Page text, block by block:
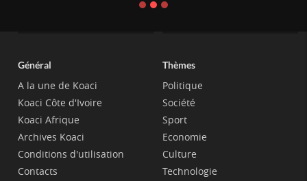
Général
A la une de Koaci
Koaci Côte d'Ivoire
Koaci Afrique
Archives Koaci
Conditions d'utilisation
Contacts
Thèmes
Politique
Société
Sport
Economie
Culture
Technologie